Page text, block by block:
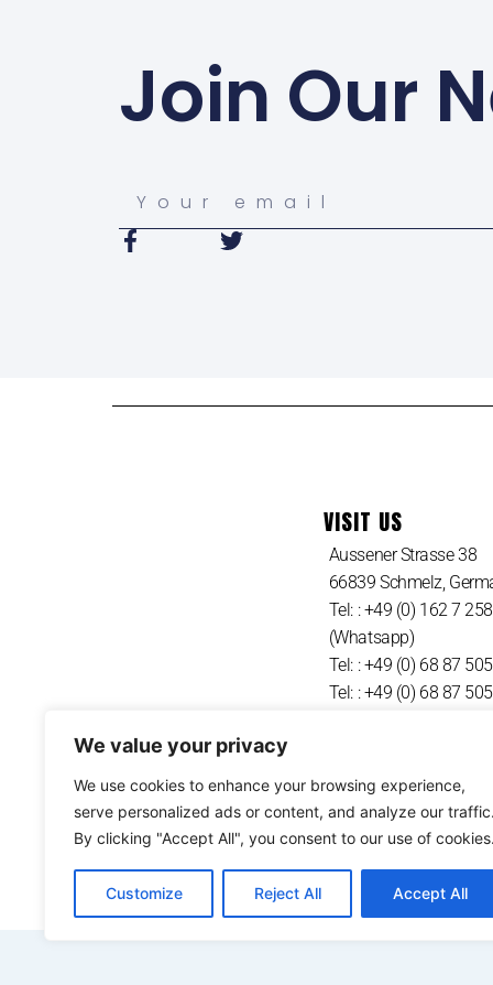
We value your privacy
We use cookies to enhance your browsing experience,
serve personalized ads or content, and analyze our
By clicking "Accept All", you consent to our use of
Customize Reject All Accept All
Join Our
VISIT US
Aussener Strasse 38
66839 Schmelz,
Tel: : +49 (0) 162 7
(Whatsapp)
Tel: : +49 (0) 68 87
Tel: : +49 (0) 68 87